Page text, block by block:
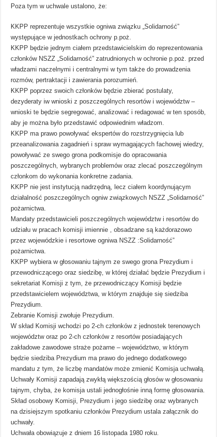
Poza tym w uchwale ustalono, że:
KKPP reprezentuje wszystkie ogniwa związku „Solidarność”
występujące w jednostkach ochrony p.poż.
KKPP będzie jednym ciałem przedstawicielskim do reprezentowania
członków NSZZ „Solidarność” zatrudnionych w ochronie p.poż. przed
władzami naczelnymi i centralnymi w tym także do prowadzenia
rozmów, pertraktacji i zawierania porozumień.
KKPP poprzez swoich członków będzie zbierać postulaty,
dezyderaty iw wnioski z poszczególnych resortów i województw –
wnioski te będzie segregować, analizować i redagować w ten sposób,
aby je można było przedstawić odpowiednim władzom.
KKPP ma prawo powoływać ekspertów do rozstrzygnięcia lub
przeanalizowania zagadnień i spraw wymagających fachowej wiedzy,
powoływać ze swego grona podkomisje do opracowania
poszczególnych, wybranych problemów oraz zlecać poszczególnym
członkom do wykonania konkretne zadania.
KKPP nie jest instytucją nadrzędną, lecz ciałem koordynującym
działalność poszczególnych ogniw związkowych NSZZ „Solidarność”
pożarnictwa.
Mandaty przedstawicieli poszczególnych województw i resortów do
udziału w pracach komisji imiennie , obsadzane są każdorazowo
przez wojewódzkie i resortowe ogniwa NSZZ :Solidarność”
pożarnictwa.
KKPP wybiera w głosowaniu tajnym ze swego grona Prezydium i
przewodniczącego oraz siedzibę, w której działać będzie Prezydium i
sekretariat Komisji z tym, że przewodniczący Komisji będzie
przedstawicielem województwa, w którym znajduje się siedziba
Prezydium.
Zebranie Komisji zwołuje Prezydium.
W skład Komisji wchodzi po 2-ch członków z jednostek terenowych
województw oraz po 2-ch członków z resortów posiadających
zakładowe zawodowe straże pożarne – województwo, w którym
będzie siedziba Prezydium ma prawo do jednego dodatkowego
mandatu z tym, że liczbę mandatów może zmienić Komisja uchwałą.
Uchwały Komisji zapadają zwykłą większością głosów w głosowaniu
tajnym, chyba, że komisja ustali jednogłośnie inną formę głosowania.
Skład osobowy Komisji, Prezydium i jego siedzibę oraz wybranych
na dzisiejszym spotkaniu członków Prezydium ustala załącznik do
uchwały.
Uchwała obowiązuje z dniem 16 listopada 1980 roku.